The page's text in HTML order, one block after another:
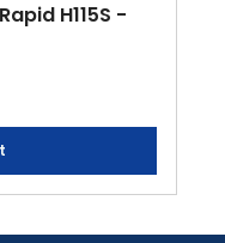
H115S -